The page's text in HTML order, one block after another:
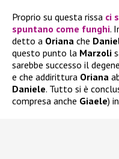
Proprio su questa rissa ci
spuntano come funghi.
detto a Oriana che
questo punto la Marzoli
sarebbe successo il
e che addirittura Oriana
Daniele. Tutto si è
compresa anche Giaele)